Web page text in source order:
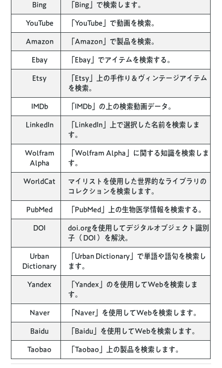
Bing 「Bing」で検索します。
YouTube 「YouTube」で動画を検索。
Amazon 「Amazon」で製品を検索。
Ebay 「Ebay」でアイテムを検索する。
Etsy
「Etsy」上の手作り＆ヴィンテージアイテム
を検索。
IMDb 「IMDb」の上の検索動画データ。
LinkedIn
「LinkedIn」上で選択した名前を検索しま
す。
Wolfram
Alpha
「Wolfram Alpha」に関する知識を検索しま
す。
WorldCat
マイリストを使用した世界的なライブラリの
コレクションを検索します。
PubMed 「PubMed」上の生物医学情報を検索する。
DOI
doi.orgを使用してデジタルオブジェクト識別
子（ DOI ）を解決。
Urban
Dictionary
「Urban Dictionary」で単語や語句を検索し
ます。
Yandex
「Yandex」のを使用してWebを検索しま
す。
Naver 「Naver」を使用してWebを検索します。
Baidu 「Baidu」を使用してWebを検索します。
Taobao 「Taobao」上の製品を検索します。